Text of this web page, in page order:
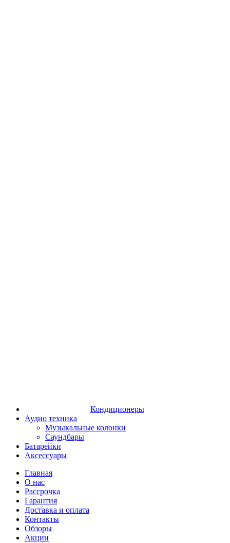
Кондиционеры
Аудио техника
Музыкальные колонки
Саундбары
Батарейки
Аксессуары
Главная
О нас
Рассрочка
Гарантия
Доставка и оплата
Контакты
Обзоры
Акции